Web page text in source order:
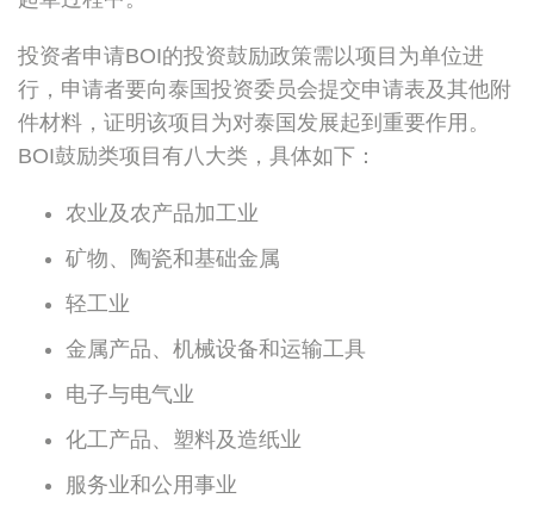
投资者申请BOI的投资鼓励政策需以项目为单位进
行，申请者要向泰国投资委员会提交申请表及其他附
件材料，证明该项目为对泰国发展起到重要作用。
BOI鼓励类项目有八大类，具体如下：
农业及农产品加工业
矿物、陶瓷和基础金属
轻工业
金属产品、机械设备和运输工具
电子与电气业
化工产品、塑料及造纸业
服务业和公用事业